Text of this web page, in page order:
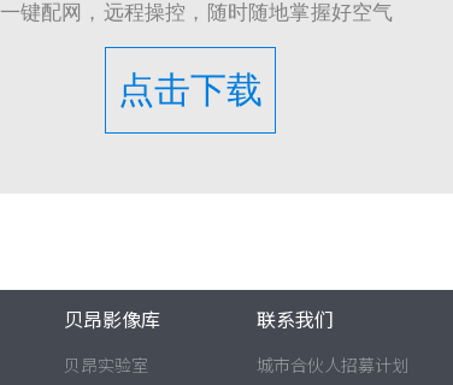
一键配网，远程操控，随时随地掌握好空气
点击下载
贝昂影像库
贝昂实验室
联系我们
城市合伙人招募计划